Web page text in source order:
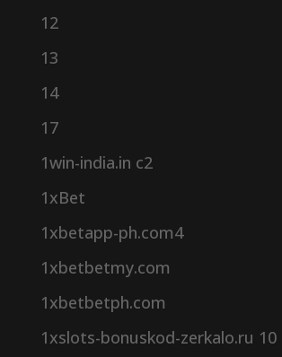
12
13
14
17
1win-india.in c2
1xBet
1xbetapp-ph.com4
1xbetbetmy.com
1xbetbetph.com
1xslots-bonuskod-zerkalo.ru 10